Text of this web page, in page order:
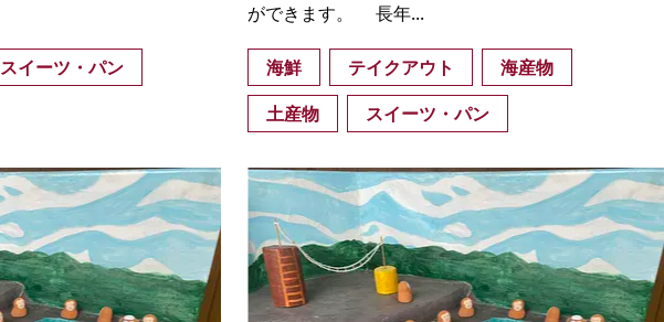
スイーツ・パン
ができます。 長年...
海鮮 テイクアウト
海産物
土産物
スイーツ・パン